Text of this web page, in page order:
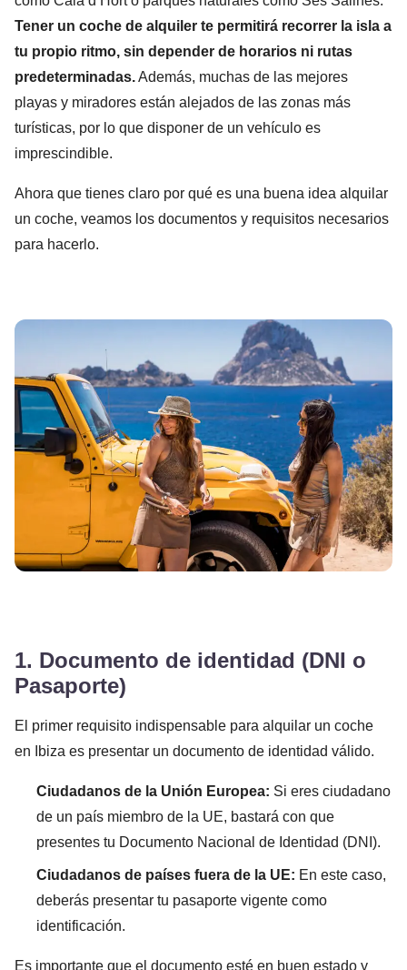
Tener un coche de alquiler te permitirá recorrer la isla a
tu propio ritmo, sin depender de horarios ni rutas
predeterminadas.Además, muchas de las mejores
playas y miradores están alejados de las zonas más
turísticas, por lo que disponer de un vehículo es
imprescindible.
Ahora que tienes claro por qué es una buena idea alquilar
un coche, veamos los documentos y requisitos necesarios
para hacerlo.
1. Documento de identidad (DNI o
Pasaporte)
El primer requisito indispensable para alquilar un coche
en Ibiza es presentar un documento de identidad válido.
Ciudadanos de la Unión Europea: Si eres ciudadano
de un país miembro de la UE, bastará con que
presentes tu Documento Nacional de Identidad (DNI).
Ciudadanos de países fuera de la UE: En este caso,
deberás presentar tu pasaporte vigente como
identificación.
Es importante que el documento esté en buen estado y